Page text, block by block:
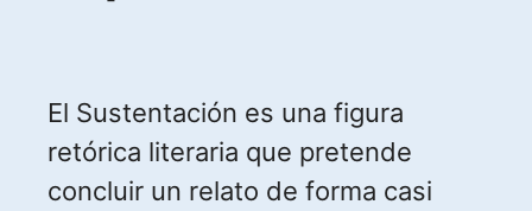
El Sustentación es una figura
retórica literaria que pretende
concluir un relato de forma casi